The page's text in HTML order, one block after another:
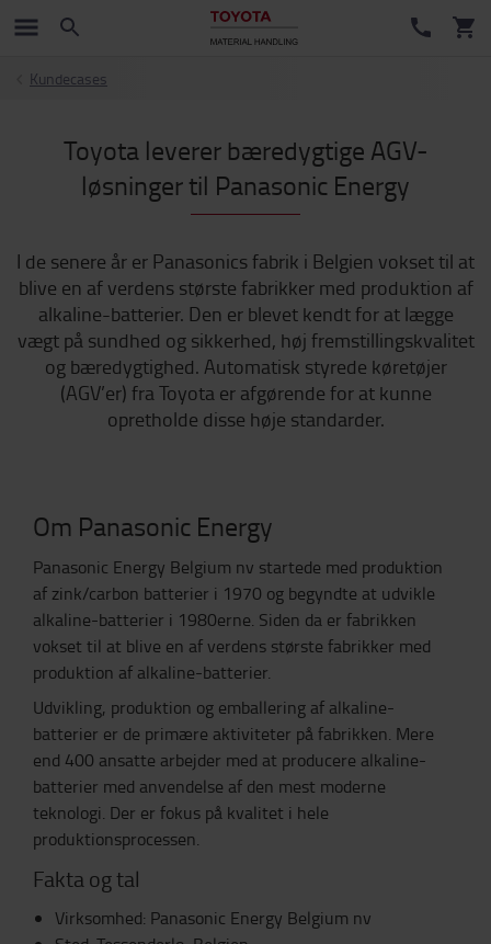
Kundecases
Toyota leverer bæredygtige AGV-
løsninger til Panasonic Energy
I de senere år er Panasonics fabrik i Belgien vokset til at
blive en af verdens største fabrikker med produktion af
alkaline-batterier. Den er blevet kendt for at lægge
vægt på sundhed og sikkerhed, høj fremstillingskvalitet
og bæredygtighed. Automatisk styrede køretøjer
(AGV’er) fra Toyota er afgørende for at kunne
opretholde disse høje standarder.
Om Panasonic Energy
Panasonic Energy Belgium nv startede med produktion
af zink/carbon batterier i 1970 og begyndte at udvikle
alkaline-batterier i 1980erne. Siden da er fabrikken
vokset til at blive en af verdens største fabrikker med
produktion af alkaline-batterier.
Udvikling, produktion og emballering af alkaline-
batterier er de primære aktiviteter på fabrikken. Mere
end 400 ansatte arbejder med at producere alkaline-
batterier med anvendelse af den mest moderne
teknologi. Der er fokus på kvalitet i hele
produktionsprocessen.
Fakta og tal
Virksomhed: Panasonic Energy Belgium nv